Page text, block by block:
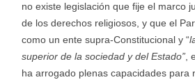
no existe legislación que fije el marco
de los derechos religiosos, y que el
como un ente supra-Constitucional y “
superior de la sociedad y del Estado”
ha arrogado plenas capacidades para